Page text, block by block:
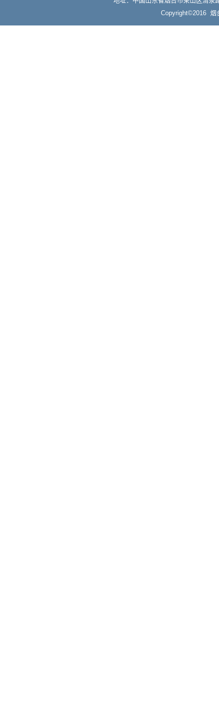
Copyright©2016 烟